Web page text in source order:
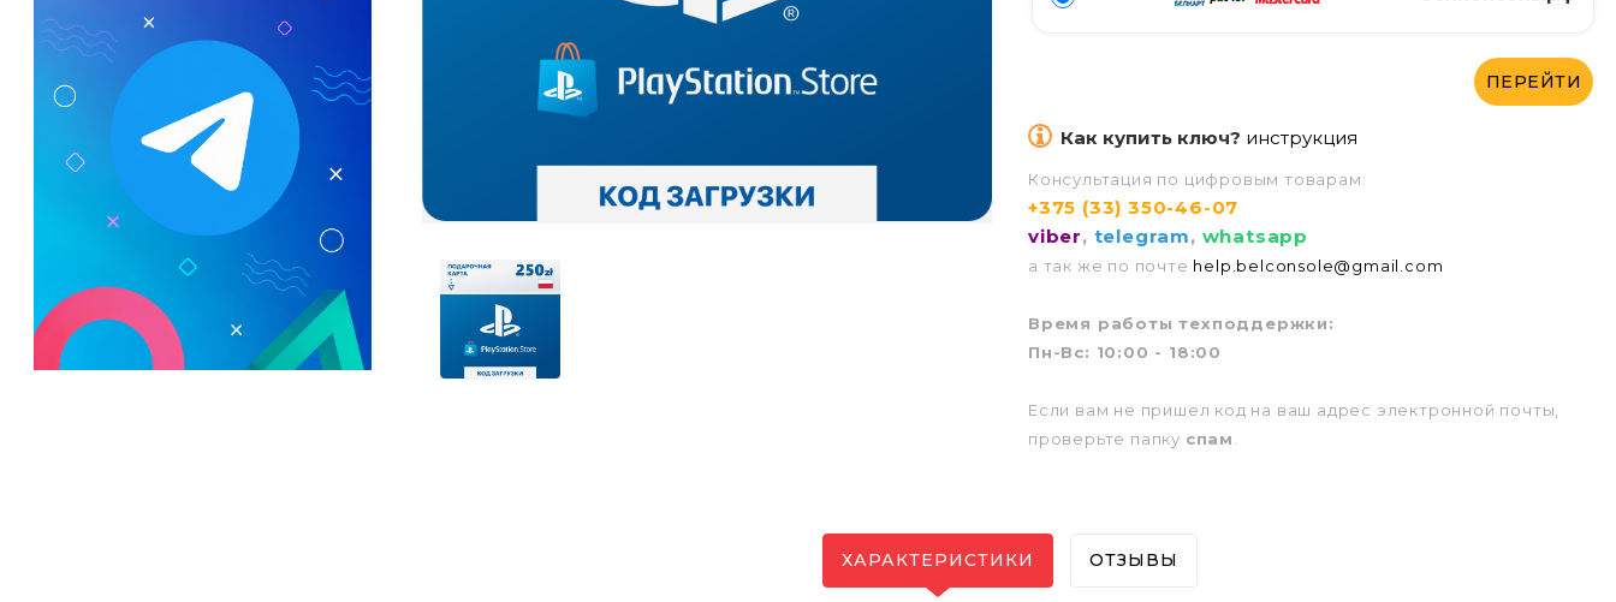
ПЕРЕЙТИ
Как купить ключ? инструкция
Консультация по цифровым товарам:
+375 (33) 350-46-07
viber, telegram, whatsapp
а так же по почте help.belconsole@gmail.com
Время работы техподдержки:
Пн-Вс: 10:00 - 18:00
Если вам не пришел код на ваш адрес электронной почты,
проверьте папку спам
ХАРАКТЕРИСТИКИ ОТЗЫВЫ